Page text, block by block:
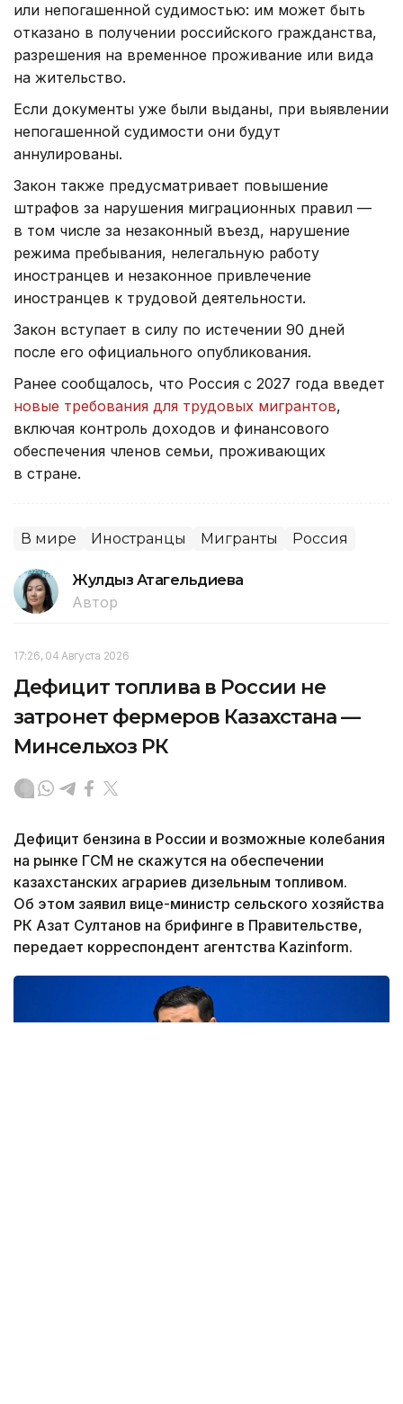
или непогашенной судимостью: им может быть
отказано в получении российского гражданства,
разрешения на временное проживание или вида
на жительство.
Если документы уже были выданы, при выявлении
непогашенной судимости они будут
аннулированы.
Закон также предусматривает повышение
штрафов за нарушения миграционных правил —
в том числе за незаконный въезд, нарушение
режима пребывания, нелегальную работу
иностранцев и незаконное привлечение
иностранцев к трудовой деятельности.
Закон вступает в силу по истечении 90 дней
после его официального опубликования.
Ранее сообщалось, что Россия с 2027 года введет
новые требования для трудовых мигрантов,
включая контроль доходов и финансового
обеспечения членов семьи, проживающих
в стране.
В мире Иностранцы Мигранты Россия
Жулдыз Атагельдиева
Автор
17:26, 04 Августа 2026
Дефицит топлива в России не
затронет фермеров Казахстана —
Минсельхоз РК
Дефицит бензина в России и возможные колебания
на рынке ГСМ не скажутся на обеспечении
казахстанских аграриев дизельным топливом.
Об этом заявил вице-министр сельского хозяйства
РК Азат Султанов на брифинге в Правительстве,
передает корреспондент агентства Kazinform.